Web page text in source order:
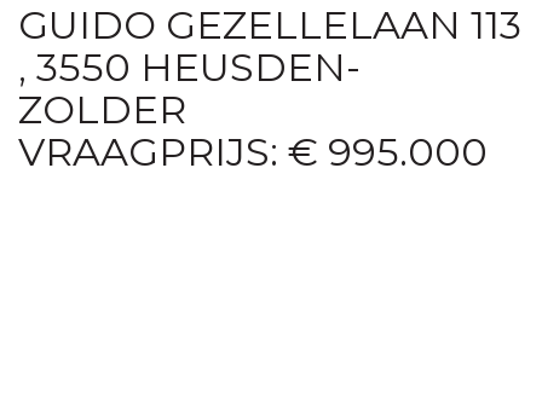
GUIDO GEZELLELAAN 113
, 3550 HEUSDEN-
ZOLDER
VRAAGPRIJS: € 995.000